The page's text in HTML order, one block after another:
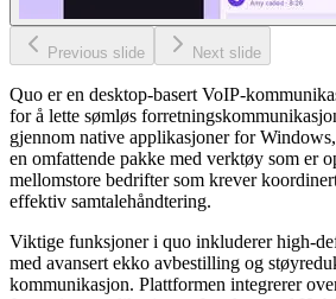
Previous slide Next slide
Quo er en desktop-basert VoIP-
for å lette sømløs
gjennom native applikasjoner for
en omfattende pakke med verktøy som er
mellomstore bedrifter som krever
effektiv samtalehåndtering.
Viktige funksjoner i quo inkluderer high-
med avansert ekko avbestilling og
kommunikasjon. Plattformen integrerer